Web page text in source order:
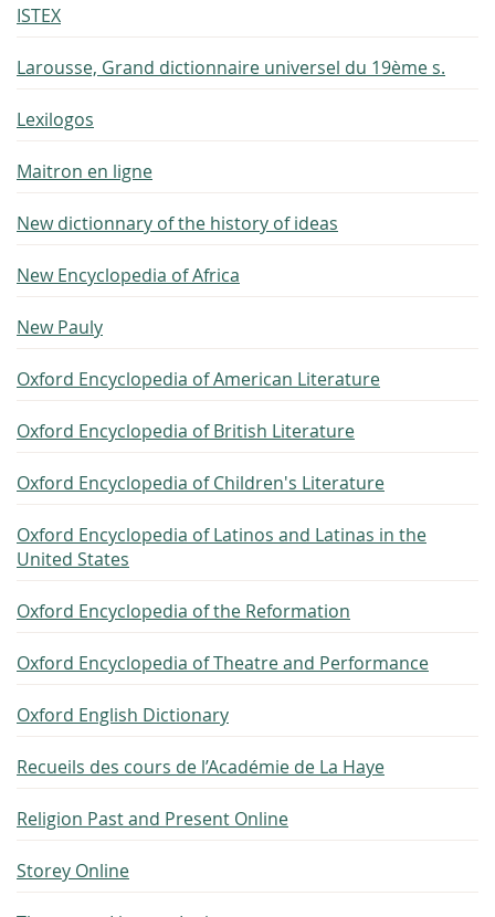
ISTEX
Larousse, Grand dictionnaire universel du 19ème s.
Lexilogos
Maitron en ligne
New dictionnary of the history of ideas
New Encyclopedia of Africa
New Pauly
Oxford Encyclopedia of American Literature
Oxford Encyclopedia of British Literature
Oxford Encyclopedia of Children's Literature
Oxford Encyclopedia of Latinos and Latinas in the
United States
Oxford Encyclopedia of the Reformation
Oxford Encyclopedia of Theatre and Performance
Oxford English Dictionary
Recueils des cours de l’Académie de La Haye
Religion Past and Present Online
Storey Online